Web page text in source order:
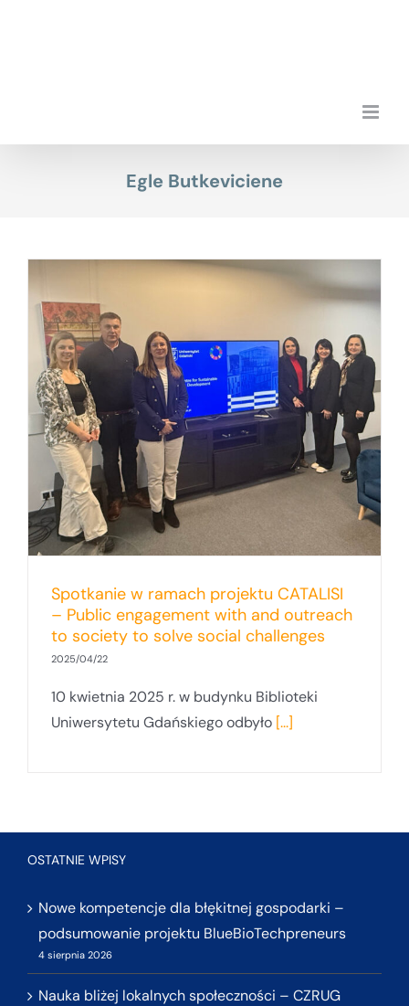
Egle Butkeviciene
Spotkanie w ramach projektu CATALISI
– Public engagement with and outreach
to society to solve social challenges
2025/04/22
10 kwietnia 2025 r. w budynku Biblioteki
Uniwersytetu Gdańskiego odbyło [...]
OSTATNIE WPISY
Nowe kompetencje dla błękitnej gospodarki –
podsumowanie projektu BlueBioTechpreneurs
4 sierpnia 2026
Nauka bliżej lokalnych społeczności – CZRUG